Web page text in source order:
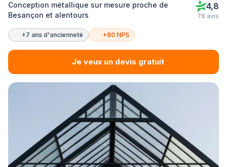
Conception métallique sur mesure proche de
Besançon et alentours
4,8
76 avis
+7 ans d'ancienneté +80 NPS
Je veux un devis gratuit